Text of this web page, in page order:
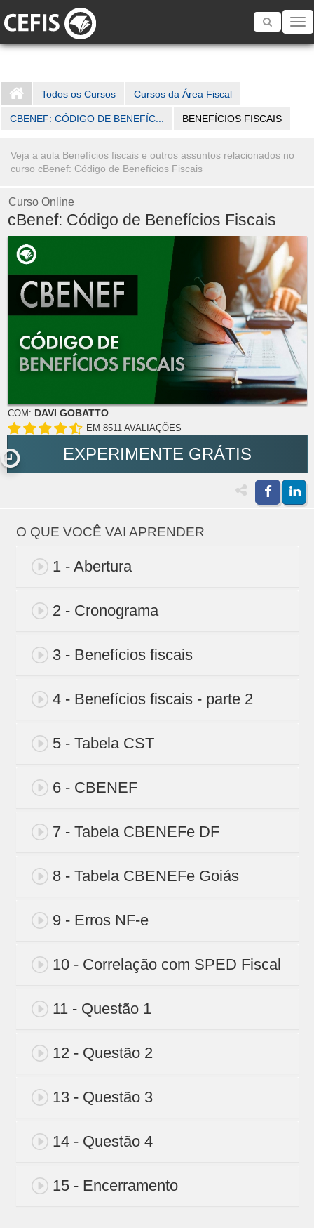
Toggle
Todos os Cursos Cursos da Área Fiscal
CBENEF: CÓDIGO DE BENEFÍC... BENEFÍCIOS FISCAIS
Veja a aula Benefícios fiscais e outros assuntos relacionados no
curso cBenef: Código de Benefícios Fiscais
Curso Online
cBenef: Código de Benefícios Fiscais
COM: DAVI GOBATTO
EM 8511 AVALIAÇÕES
EXPERIMENTE GRÁTIS
O QUE VOCÊ VAI APRENDER
1 - Abertura
2 - Cronograma
3 - Benefícios fiscais
4 - Benefícios fiscais - parte 2
5 - Tabela CST
6 - CBENEF
7 - Tabela CBENEFe DF
8 - Tabela CBENEFe Goiás
9 - Erros NF-e
10 - Correlação com SPED Fiscal
11 - Questão 1
12 - Questão 2
13 - Questão 3
14 - Questão 4
15 - Encerramento